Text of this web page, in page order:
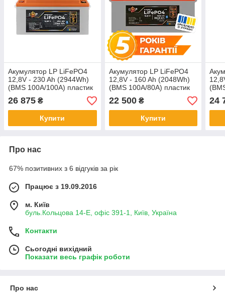
Акумулятор LP LiFePO4
12,8V - 230 Ah (2944Wh)
(BMS 100A/100А) пластик
26 875 ₴
Купити
Акумулятор LP LiFePO4
12,8V - 160 Ah (2048Wh)
(BMS 100A/80А) пластик
22 500₴
Купити
24
Про нас
67% позитивних з 6 відгуків за рік
Працює з 19.09.2016
м. Київ
буль.Кольцова 14-Е, офіс 391-1, Київ, Україна
Контакти
Сьогодні вихідний
Показати весь графік роботи
Про нас